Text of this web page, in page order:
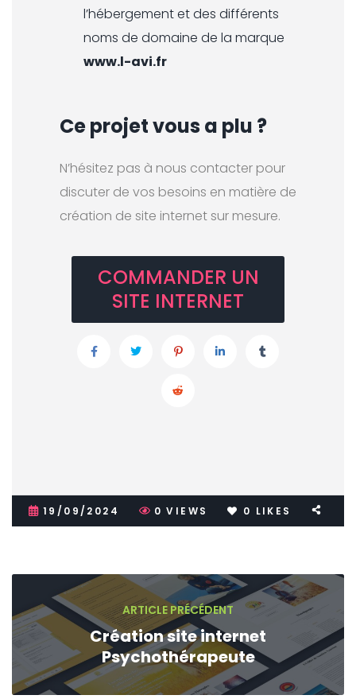
l’hébergement et des différents
noms de domaine de la marque
www.l-avi.fr
Ce projet vous a plu ?
N’hésitez pas à nous contacter pour
discuter de vos besoins en matière de
création de site internet sur mesure.
COMMANDER UN
SITE INTERNET
19/09/2024 0 VIEWS 0 LIKES
ARTICLE PRÉCÉDENT
Création site internet
Psychothérapeute